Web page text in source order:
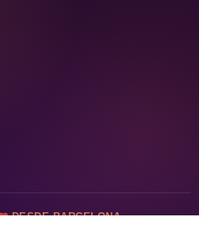
DESDE BARCELONA